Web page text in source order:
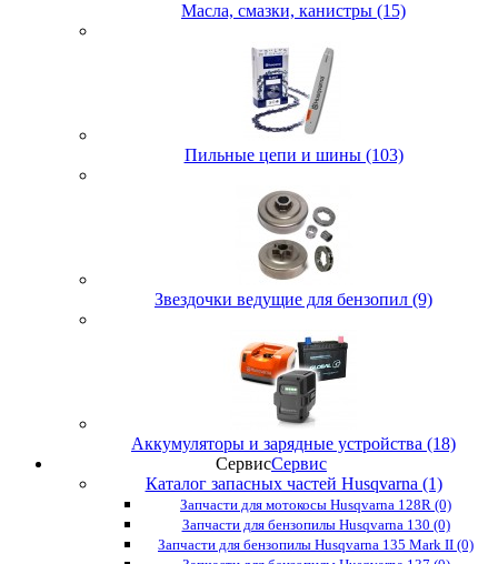
Масла, смазки, канистры (15)
Пильные цепи и шины (103)
Звездочки ведущие для бензопил (9)
Аккумуляторы и зарядные устройства (18)
СервисСервис
Каталог запасных частей Husqvarna (1)
Запчасти для мотокосы Husqvarna 128R (0)
Запчасти для бензопилы Husqvarna 130 (0)
Запчасти для бензопилы Husqvarna 135 Mark II (0)